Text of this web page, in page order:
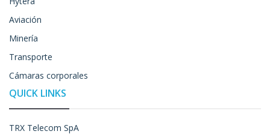
Aviación
Minería
Transporte
Cámaras corporales
QUICK LINKS
TRX Telecom SpA